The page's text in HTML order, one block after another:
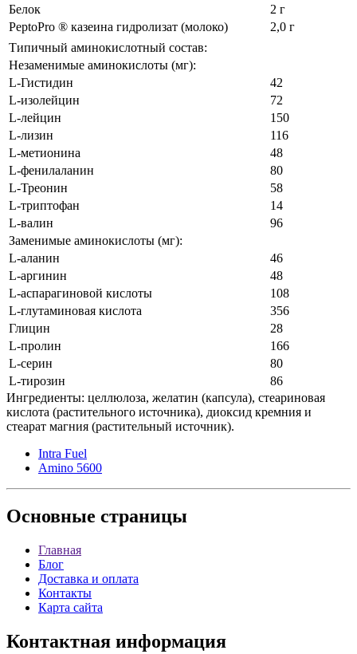
Белок
2 г
PeptoPro ® казеина гидролизат (молоко)
2,0 г
Типичный аминокислотный состав:
Незаменимые аминокислоты (мг):
L-Гистидин
42
L-изолейцин
72
L-лейцин
150
L-лизин
116
L-метионина
48
L-фенилаланин
80
L-Треонин
58
L-триптофан
14
L-валин
96
Заменимые аминокислоты (мг):
L-аланин
46
L-аргинин
48
L-аспарагиновой кислоты
108
L-глутаминовая кислота
356
Глицин
28
L-пролин
166
L-серин
80
L-тирозин
86
Ингредиенты: целлюлоза, желатин (капсула), стеариновая
кислота (растительного источника), диоксид кремния и
стеарат магния (растительный источник).
Intra Fuel
Amino 5600
Основные страницы
Главная
Блог
Доставка и оплата
Контакты
Карта сайта
Контактная информация